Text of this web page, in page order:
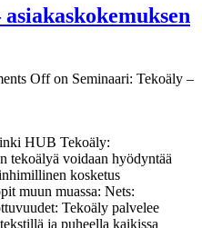
Offon Seminaari: Tekoäly –
HUB Tekoäly:
tekoälyä voidaan hyödyntää
kosketus
muun muassa: Nets:
Tekoäly palvelee
ja puheella kaikissa